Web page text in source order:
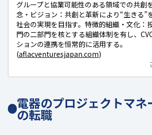
グループと協業可能性のある領域での共創
念・ビジョン：共創と革新により“生きる”
社会の実現を目指す。特徴的組織・文化：
門の二部門を核とする組織体制を有し、
ションの連携を恒常的に活用する。
(aflacventuresjapan.com)
電器のプロジェクトマネ
の転職